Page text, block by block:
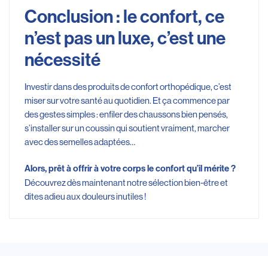
Conclusion : le confort, ce
n’est pas un luxe, c’est une
nécessité
Investir dans des produits de confort orthopédique, c’est
miser sur votre santé au quotidien. Et ça commence par
des gestes simples : enfiler des chaussons bien pensés,
s’installer sur un coussin qui soutient vraiment, marcher
avec des semelles adaptées…
Alors, prêt à offrir à votre corps le confort qu’il mérite ?
Découvrez dès maintenant notre sélection bien-être et
dites adieu aux douleurs inutiles !